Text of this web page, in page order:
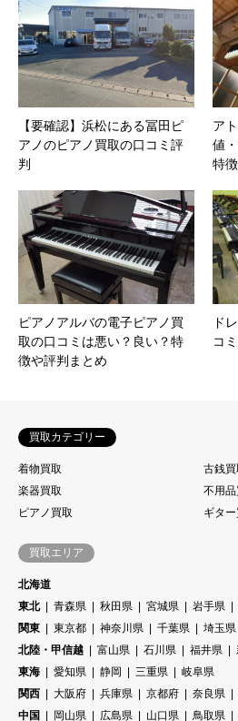
【要確認】浜松にある冨田ピ
アノのピアノ買取の口コミ評
判
ア
値
特
ピアノアルバの電子ピアノ買
取の口コミは悪い？良い？特
徴や評判まとめ
ド
コ
買取カテゴリー
着物買取
古銭買
楽器買取
不用品
ピアノ買取
ギタ
買取エリア
北海道
東北
青森県 秋田県 宮城県 岩手県
関東
東京都 神奈川県 千葉県 埼玉県
北陸・甲信越
富山県 石川県 福井県
東海
愛知県 静岡 三重県
岐阜県
関西
大阪府 兵庫県 京都府 奈良県
中国
岡山県 広島県 山口県 鳥取県